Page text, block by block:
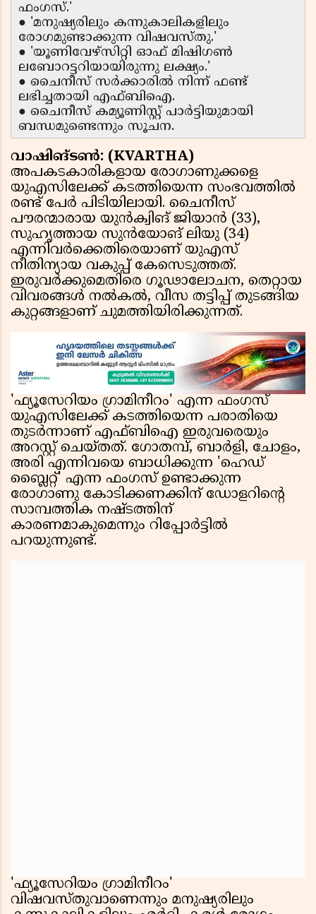
ഫംഗസ്.'
● 'മനുഷ്യരിലും കന്നുകാലികളിലും
രോഗമുണ്ടാക്കുന്ന വിഷവസ്തു.'
● 'യൂണിവേഴ്‌സിറ്റി ഓഫ് മിഷിഗൺ
ലബോറട്ടറിയായിരുന്നു ലക്ഷ്യം.'
● ചൈനീസ് സർക്കാരിൽ നിന്ന് ഫണ്ട്
ലഭിച്ചതായി എഫ്ബിഐ.
● ചൈനീസ് കമ്യൂണിസ്റ്റ് പാർട്ടിയുമായി
ബന്ധമുണ്ടെന്നും സൂചന.
വാഷിങ്ടൺ: (KVARTHA)
അപകടകാരികളായ രോഗാണുക്കളെ
യുഎസിലേക്ക് കടത്തിയെന്ന സംഭവത്തില്‍
രണ്ട് പേർ പിടിയിലായി. ചൈനീസ്
പൗരന്മാരായ യുൻക്വിങ് ജിയാൻ (33),
സുഹൃത്തായ സുൻയോങ് ലിയു (34)
എന്നിവർക്കെതിരെയാണ് യുഎസ്
നീതിന്യായ വകുപ്പ് കേസെടുത്തത്.
ഇരുവർക്കുമെതിരെ ഗൂഢാലോചന, തെറ്റായ
വിവരങ്ങൾ നൽകൽ, വീസ തട്ടിപ്പ് തുടങ്ങിയ
കുറ്റങ്ങളാണ് ചുമത്തിയിരിക്കുന്നത്.
'ഫ്യൂസേറിയം ഗ്രാമിനീറം' എന്ന ഫംഗസ്
യുഎസിലേക്ക് കടത്തിയെന്ന പരാതിയെ
തുടർന്നാണ് എഫ്ബിഐ ഇരുവരെയും
അറസ്റ്റ് ചെയ്തത്. ഗോതമ്പ്, ബാർളി, ചോളം,
അരി എന്നിവയെ ബാധിക്കുന്ന 'ഹെഡ്
ബ്ലൈറ്റ്' എന്ന ഫംഗസ് ഉണ്ടാക്കുന്ന
രോഗാണു കോടിക്കണക്കിന് ഡോളറിന്റെ
സാമ്പത്തിക നഷ്ടത്തിന്
കാരണമാകുമെന്നും റിപ്പോർട്ടിൽ
പറയുന്നുണ്ട്.
'ഫ്യൂസേറിയം ഗ്രാമിനീറം'
വിഷവസ്തുവാണെന്നും മനുഷ്യരിലും